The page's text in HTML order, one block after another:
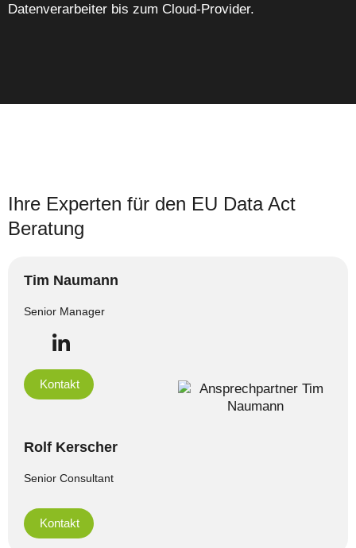
Datenverarbeiter bis zum Cloud‑Provider.
Ihre Experten für den EU Data Act
Beratung
Tim Naumann
Senior Manager
Kontakt
Rolf Kerscher
Senior Consultant
Kontakt